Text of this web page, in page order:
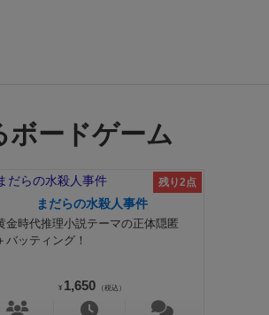
ボードゲーム
残り2点
まだらの水殺人事件
金時代推理小説テーマの正体隠匿
バッティング！
¥ 1,650 （税込）